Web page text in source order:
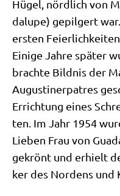
Hügel, nörd­lich von
d­a­lu­pe) gepil­gert
ersten
Eini­ge Jah­re spä­ter
brach­te Bild­nis der
Augu­sti­ner­pa­tres
Errich­tung eines
ten. Im Jahr 1954
Lie­ben Frau von
gekrönt und erhielt
ker des Nor­dens und